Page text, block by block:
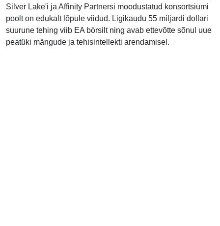
Silver Lake'i ja Affinity Partnersi moodustatud konsortsiumi
poolt on edukalt lõpule viidud. Ligikaudu 55 miljardi dollari
suurune tehing viib EA börsilt ning avab ettevõtte sõnul uue
peatüki mängude ja tehisintellekti arendamisel.